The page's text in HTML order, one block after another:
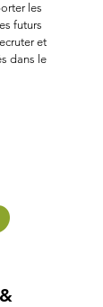
les
futurs
et
dans le